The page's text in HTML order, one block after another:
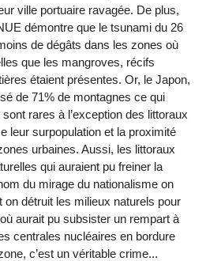
ville portuaire ravagée. De plus,
démontre que le tsunami du 26
de dégâts dans les zones où
que les mangroves, récifs
étaient présentes. Or, le Japon,
de 71% de montagnes ce qui
rares à l’exception des littoraux
leur surpopulation et la proximité
urbaines. Aussi, les littoraux
qui auraient pu freiner la
du mirage du nationalisme on
détruit les milieux naturels pour
aurait pu subsister un rempart à
centrales nucléaires en bordure
c’est un véritable crime...